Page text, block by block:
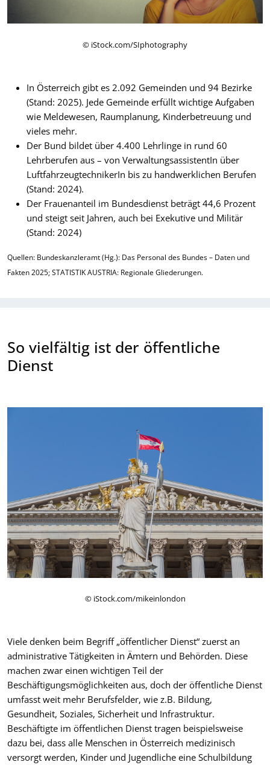
© iStock.com/SIphotography
In Österreich gibt es 2.092 Gemeinden und 94 Bezirke
(Stand: 2025). Jede Gemeinde erfüllt wichtige Aufgaben
wie Meldewesen, Raumplanung, Kinderbetreuung und
vieles mehr.
Der Bund bildet über 4.400 Lehrlinge in rund 60
Lehrberufen aus – von VerwaltungsassistentIn über
LuftfahrzeugtechnikerIn bis zu handwerklichen Berufen
(Stand: 2024).
Der Frauenanteil im Bundesdienst beträgt 44,6 Prozent
und steigt seit Jahren, auch bei Exekutive und Militär
(Stand: 2024)
Quellen: Bundeskanzleramt (Hg.): Das Personal des Bundes – Daten und
Fakten 2025; STATISTIK AUSTRIA: Regionale Gliederungen.
So vielfältig ist der öffentliche
Dienst
© iStock.com/mikeinlondon
Viele denken beim Begriff „öffentlicher Dienst“ zuerst an
administrative Tätigkeiten in Ämtern und Behörden. Diese
machen zwar einen wichtigen Teil der
Beschäftigungsmöglichkeiten aus, doch der öffentliche Dienst
umfasst weit mehr Berufsfelder, wie z.B. Bildung,
Gesundheit, Soziales, Sicherheit und Infrastruktur.
Beschäftigte im öffentlichen Dienst tragen beispielsweise
dazu bei, dass alle Menschen in Österreich medizinisch
versorgt werden, Kinder und Jugendliche eine Schulbildung